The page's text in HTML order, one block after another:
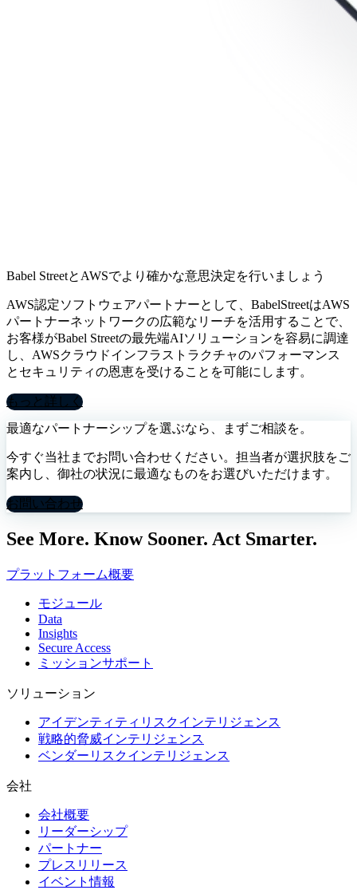
Babel StreetとAWSでより確かな意思決定を行いましょう
AWS認定ソフトウェアパートナーとして、BabelStreetはAWS
パートナーネットワークの広範なリーチを活用することで、
お客様がBabel Streetの最先端AIソリューションを容易に調達
し、AWSクラウドインフラストラクチャのパフォーマンス
とセキュリティの恩恵を受けることを可能にします。
もっと詳しく
最適なパートナーシップを選ぶなら、まずご相談を。
今すぐ当社までお問い合わせください。担当者が選択肢をご
案内し、御社の状況に最適なものをお選びいただけます。
お問い合わせ
See More. Know Sooner. Act Smarter.
プラットフォーム概要
モジュール
Data
Insights
Secure Access
ミッションサポート
ソリューション
アイデンティティリスクインテリジェンス
戦略的脅威インテリジェンス
ベンダーリスクインテリジェンス
会社
会社概要
リーダーシップ
パートナー
プレスリリース
イベント情報